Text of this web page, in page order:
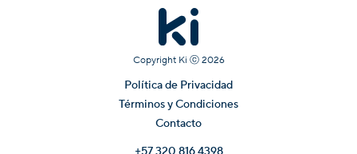
Copyright Ki ⓒ 2026
Política de Privacidad
Términos y Condiciones
Contacto